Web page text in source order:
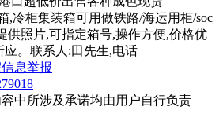
,冷柜集装箱可用做铁路/海运用柜/soc
供照片,可指定箱号,操作方便,价格优
。联系人:田先生,电话
息举报
中所涉及承诺均由用户自行负责